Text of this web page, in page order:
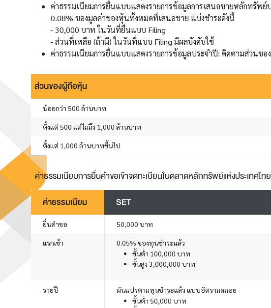
ค่าธรรมเนียมการยื่นแบบแสดงรายการข้อมูลการเสนอขายหลักทรั
0.08% ของมูลค่าของหุ้นทั้งหมดที่เสนอขาย แบ่งชำระดังนี้
- 30,000 บาท ในวันที่ยื่นแบบ Filing
- ส่วนที่เหลือ (ถ้ามี) ในวันที่แบบ Filing มีผลบังคับใช้
ค่าธรรมเนียมการยื่นแบบแสดงรายการข้อมูลประจำปี: คิดตามส่วนขอ
ส่วนของผู้ถือหุ้น
น้อยกว่า 500 ล้านบาท
ตั้งแต่ 500 แต่ไม่ถึง 1,000 ล้านบาท
ตั้งแต่ 1,000 ล้านบาทขึ้นไป
ค่าธรรมเนียมการยื่นคำขอเข้าจดทะเบียนในตลาดหลักทรัพย์แห่งประเทศไทย
ค่าธรรมเนียม
SET
ยื่นคำขอ 50,000 บาท
แรกเข้า
0.05% ของทุนชำระแล้ว
ขั้นต่ำ 100,000 บาท
ขั้นสูง 3,000,000 บาท
รายปี
ผันแปรตามทุนชำระแล้ว แบบอัตราถดถอย
ขั้นต่ำ 50,000 บาท